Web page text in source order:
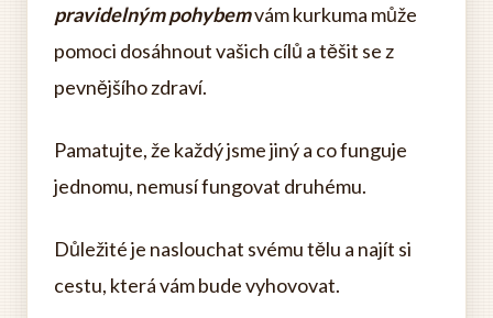
pravidelným pohybemvám kurkuma může
pomoci dosáhnout vašich cílů a těšit se z
pevnějšího zdraví.
Pamatujte, že každý jsme jiný a co funguje
jednomu, nemusí fungovat druhému.
Důležité je naslouchat svému tělu a najít si
cestu, která vám bude vyhovovat.